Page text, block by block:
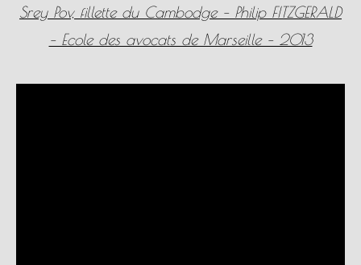
Srey Pov, fillette du Cambodge – Philip FITZGERALD
– Ecole des avocats de Marseille – 2013